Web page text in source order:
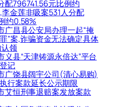
配796741.56元比例约
金莲非吸案531人分配
约0.58%
广昌县公安局办理一起“掩
”案,诈骗资金无法确定具体
领
义县“天津铸源永倍达”平台
记
广饶县阔宇公司(清心易购)
行案款延长公示期限
艾恒刑事退赔案发放案款